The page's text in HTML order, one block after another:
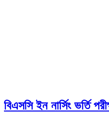
বিএসসি ইন নার্সিং ভর্তি